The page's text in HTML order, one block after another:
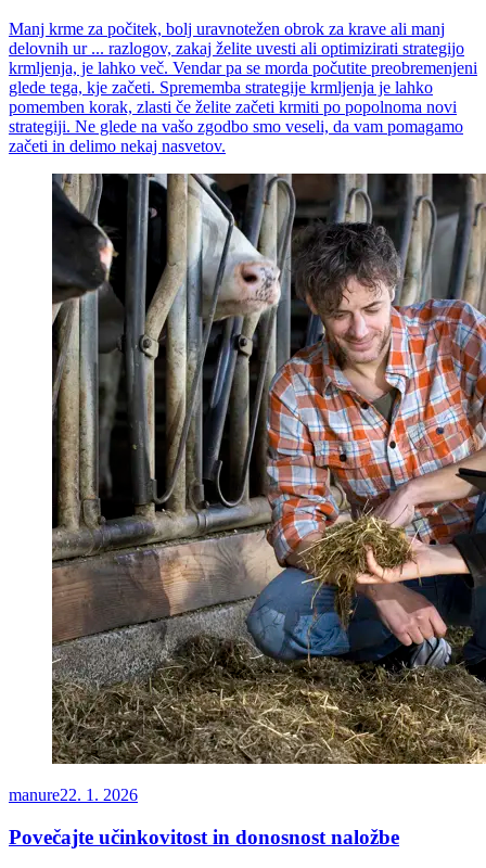
Manj krme za počitek, bolj uravnotežen obrok za krave ali manj
delovnih ur ... razlogov, zakaj želite uvesti ali optimizirati strategijo
krmljenja, je lahko več. Vendar pa se morda počutite preobremenjeni
glede tega, kje začeti. Sprememba strategije krmljenja je lahko
pomemben korak, zlasti če želite začeti krmiti po popolnoma novi
strategiji. Ne glede na vašo zgodbo smo veseli, da vam pomagamo
začeti in delimo nekaj nasvetov.
manure22. 1. 2026
Povečajte učinkovitost in donosnost naložbe